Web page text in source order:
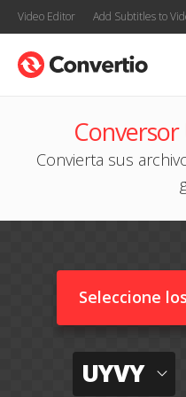
Video Editor Add Subtitles to
Conversor
Convierta sus
Seleccione
UYVY